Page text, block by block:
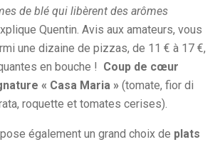
de blé qui libèrent des arômes
Quentin. Avis aux amateurs, vous
une dizaine de pizzas, de 11 € à 17 €,
en bouche ! Coup de cœur
« Casa Maria » (tomate, fior di
roquette et tomates cerises).
également un grand choix de plats